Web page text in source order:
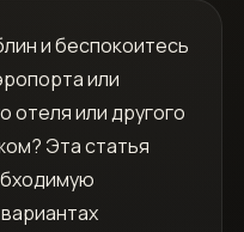
и беспокоитесь
или
отеля или другого
Эта статья